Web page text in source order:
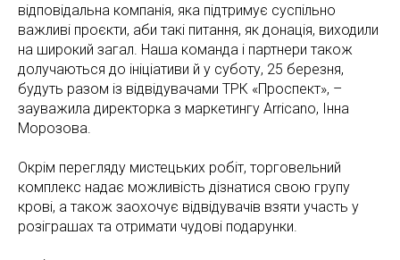
відповідальна компанія, яка підтримує суспільно
важливі проєкти, аби такі питання, як донація, виходили
на широкий загал. Наша команда і партнери також
долучаються до ініціативи й у суботу, 25 березня,
будуть разом із відвідувачами ТРК «Проспект», –
зауважила директорка з маркетингу Arricano, Інна
Морозова.
Окрім перегляду мистецьких робіт, торговельний
комплекс надає можливість дізнатися свою групу
крові, а також заохочує відвідувачів взяти участь у
розіграшах та отримати чудові подарунки.